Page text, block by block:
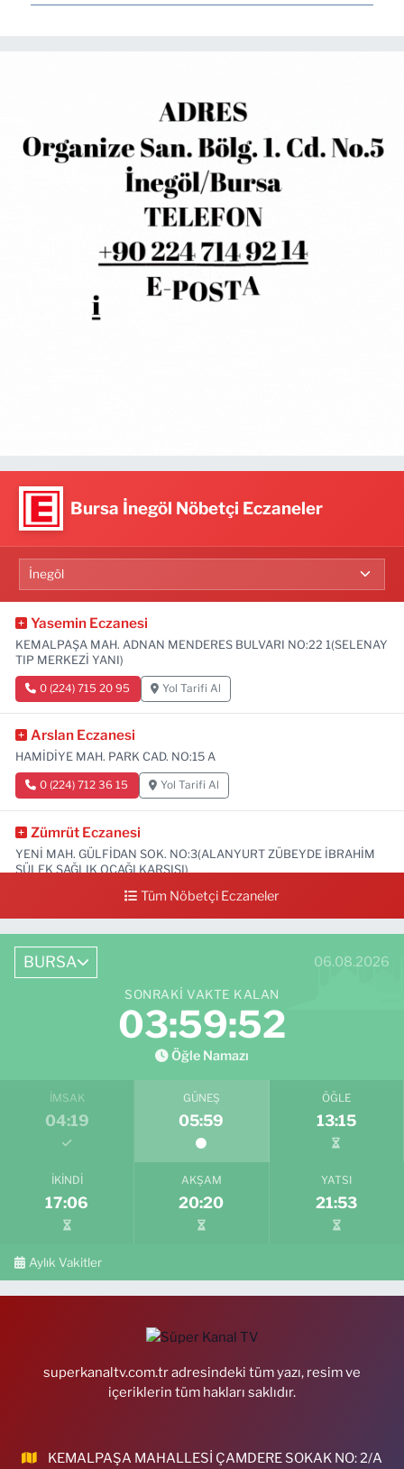
Bursa İnegöl Nöbetçi Eczaneler
Yasemin Eczanesi
KEMALPAŞA MAH. ADNAN MENDERES BULVARI NO:22 1(SELENAY
TIP MERKEZİ YANI)
0 (224) 715 20 95 Yol Tarifi Al
Arslan Eczanesi
HAMİDİYE MAH. PARK CAD. NO:15 A
0 (224) 712 36 15 Yol Tarifi Al
Zümrüt Eczanesi
YENİ MAH. GÜLFİDAN SOK. NO:3(ALANYURT ZÜBEYDE İBRAHİM
SÜLEK SAĞLIK OCAĞI KARŞISI)
0 (531) 239 44 04 Yol Tarifi Al
Tüm Nöbetçi Eczaneler
BURSA 06.08.2026
SONRAKI VAKTE KALAN
03:59:51
Öğle Namazı
İMSAK
04:19
GÜNEŞ
05:59
ÖĞLE
13:15
İKINDI
17:06
AKŞAM
20:20
YATSI
21:53
Aylık Vakitler
superkanaltv.com.tr adresindeki tüm yazı, resim ve
içeriklerin tüm hakları saklıdır.
KEMALPAŞA MAHALLESİ ÇAMDERE SOKAK NO: 2/A